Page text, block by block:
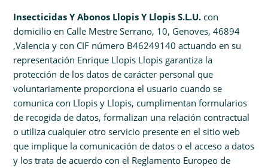
Insecticidas Y Abonos Llopis Y Llopis S.L.U. con
domicilio en Calle Mestre Serrano, 10, Genoves, 46894
,Valencia y con CIF número B46249140 actuando en su
representación Enrique Llopis Llopis garantiza la
protección de los datos de carácter personal que
voluntariamente proporciona el usuario cuando se
comunica con Llopis y Llopis, cumplimentan formularios
de recogida de datos, formalizan una relación contractual
o utiliza cualquier otro servicio presente en el sitio web
que implique la comunicación de datos o el acceso a datos
y los trata de acuerdo con el Reglamento Europeo de